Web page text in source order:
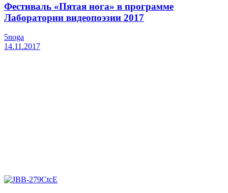
Фестиваль «Пятая нога» в программе
Лаборатории видеопоэзии 2017
5noga
14.11.2017